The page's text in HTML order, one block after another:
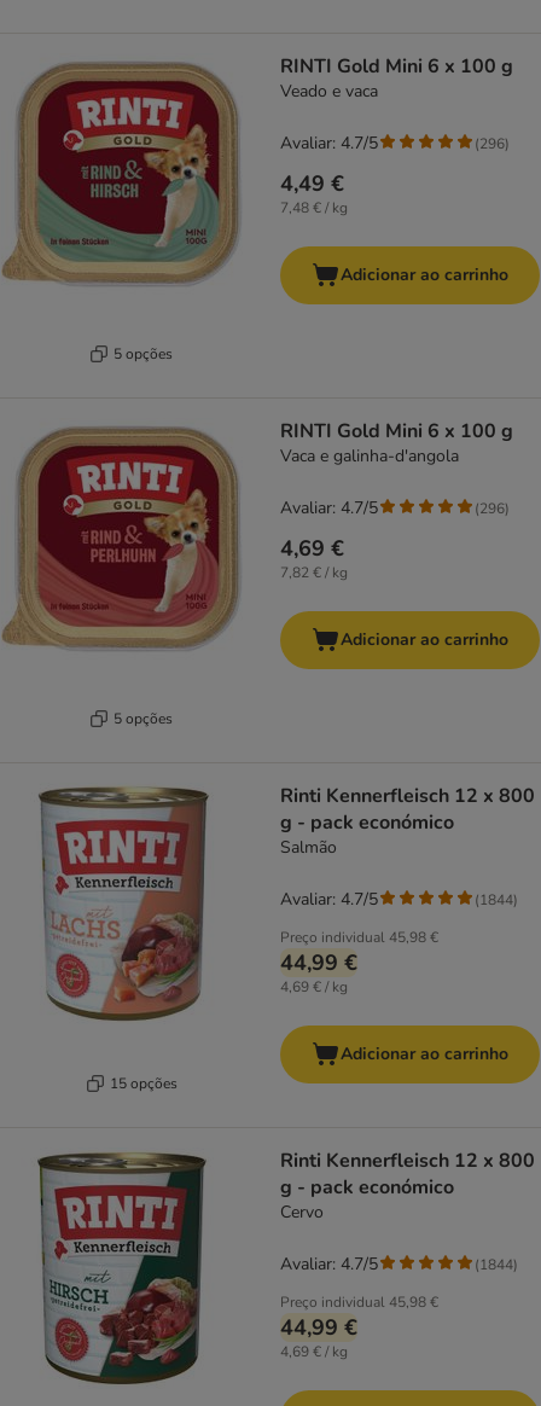
5 opções
RINTI Gold Mini 6 x 100 g
Veado e vaca
4,49 €
7,48 € / kg
Avaliar: 4.7/5 (296)
Adicionar ao carrinho
5 opções
RINTI Gold Mini 6 x 100 g
Vaca e galinha-d'angola
4,69 €
7,82 € / kg
Avaliar: 4.7/5 (296)
Adicionar ao carrinho
15 opções
Rinti Kennerfleisch 12 x 800
g - pack económico
Salmão
Preço individual45,98 €
44,99 €
4,69 € / kg
Avaliar: 4.7/5 (1844)
Adicionar ao carrinho
Rinti Kennerfleisch 12 x 800
g - pack económico
Cervo
Preço individual45,98 €
44,99 €
4,69 € / kg
Avaliar: 4.7/5 (1844)